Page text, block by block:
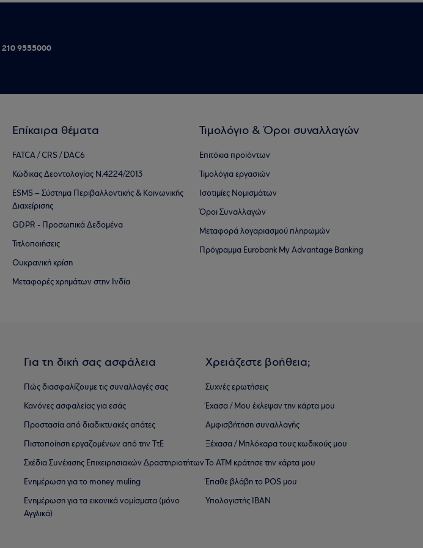
210 9555000
Επίκαιρα θέματα
FATCA / CRS / DAC6
Κώδικας Δεοντολογίας Ν.4224/2013
ESMS – Σύστημα Περιβαλλοντικής & Κοινωνικής
Διαχείρισης
GDPR - Προσωπικά Δεδομένα
Τιτλοποιήσεις
Ουκρανική κρίση
Μεταφορές χρημάτων στην Ινδία
Τιμολόγιο & Όροι συναλλαγών
Επιτόκια προϊόντων
Τιμολόγια εργασιών
Ισοτιμίες Νομισμάτων
Όροι Συναλλαγών
Μεταφορά λογαριασμού πληρωμών
Πρόγραμμα Eurobank My Advantage Banking
Για τη δική σας ασφάλεια
Πώς διασφαλίζουμε τις συναλλαγές σας
Κανόνες ασφαλείας για εσάς
Προστασία από διαδικτυακές απάτες
Πιστοποίηση εργαζομένων από την ΤτΕ
Σχέδια Συνέχισης Επιχειρησιακών ∆ραστηριοτήτων
Ενημέρωση για το money muling
Ενημέρωση για τα εικονικά νομίσματα (μόνο
Αγγλικά)
Χρειάζεστε βοήθεια;
Συχνές ερωτήσεις
Έχασα / Μου έκλεψαν την κάρτα μου
Αμφισβήτηση συναλλαγής
Ξέχασα / Μπλόκαρα τους κωδικούς μου
Το ΑΤΜ κράτησε την κάρτα μου
Έπαθε βλάβη το POS μου
Υπολογιστής IBAN